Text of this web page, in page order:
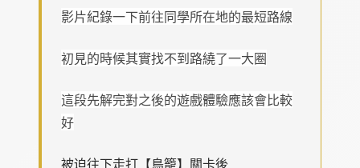
影片紀錄一下前往同學所在地的最短路線
初見的時候其實找不到路繞了一大圈
這段先解完對之後的遊戲體驗應該會比較
好
被迫往下走打【鳥籠】關卡後